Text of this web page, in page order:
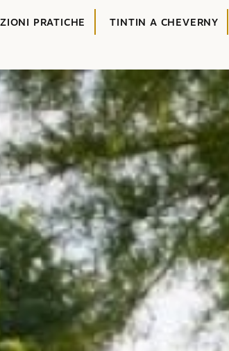
PRATICHE
TINTIN A CHEVERNY